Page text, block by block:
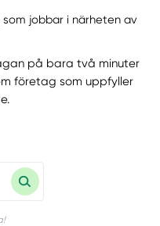
jobbar i närheten av
på bara två minuter
företag som uppfyller